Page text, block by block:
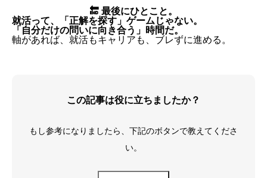
🔚 最後にひとこと。
就活って、「正解を探す」ゲームじゃない。
「自分だけの問いに向き合う」時間だ。
軸があれば、就活もキャリアも、ブレずに進める。
この記事は役に立ちましたか？
もし参考になりましたら、下記のボタンで教えてくださ
い。